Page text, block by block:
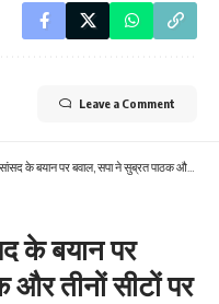
Leave a Comment
पर बवाल, सपा ने सुब्रत पाठक और तीनों सीटों पर उठाए सवाल
के बयान पर
तीनों सीटों पर